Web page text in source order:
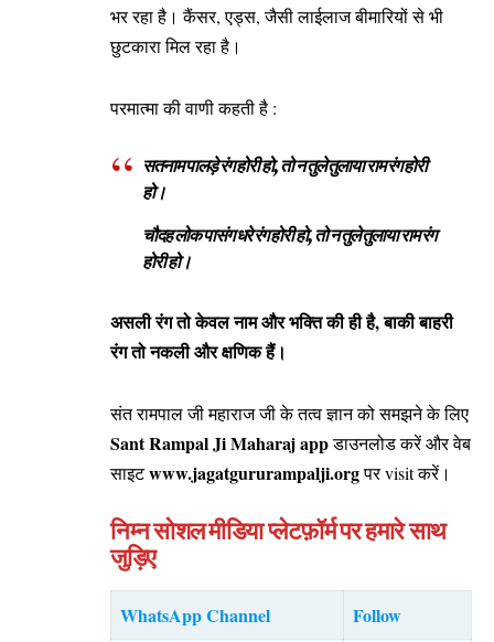
भर रहा है। कैंसर, एड्स, जैसी लाईलाज बीमारियों से भी
छुटकारा मिल रहा है।
परमात्मा की वाणी कहती है :
सतनाम पालड़े रंग होरी हो, तो न तुले तुलाया राम रंग होरी
हो।
चौदह लोक पासंग धरे रंग होरी हो, तो न तुले तुलाया राम रंग
होरी हो।
असली रंग तो केवल नाम और भक्ति की ही है, बाकी बाहरी
रंग तो नकली और क्षणिक हैं।
संत रामपाल जी महाराज जी के तत्व ज्ञान को समझने के लिए
Sant Rampal Ji Maharaj appडाउनलोड करें और वेब
साइटwww.jagatgururampalji.orgपर visit करें।
निम्न सोशल मीडिया प्लेटफ़ॉर्म पर हमारे साथ
जुड़िए
WhatsApp Channel
Follow